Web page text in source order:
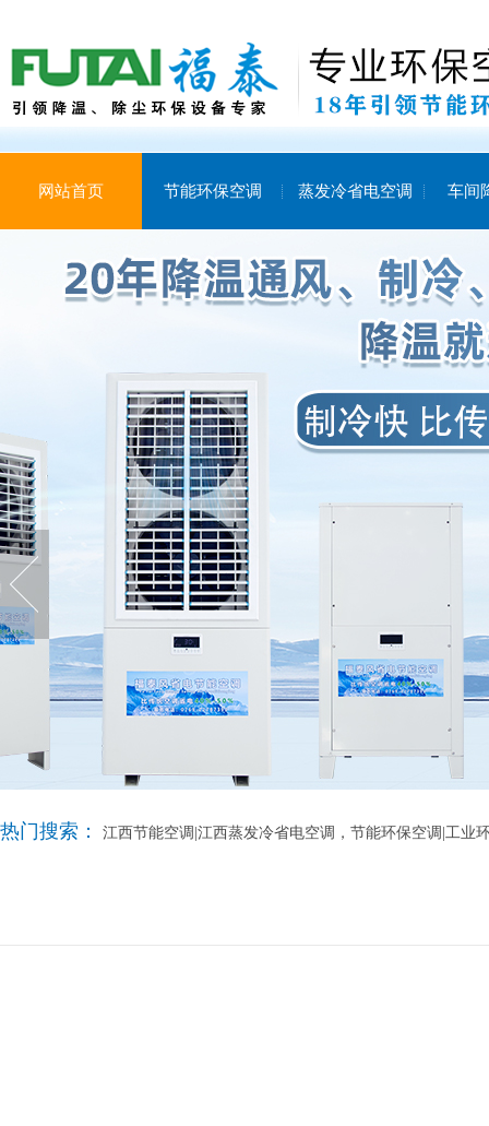
网站首页 节能环保空调 蒸发冷省电空调 车间
热门搜索： 江西节能空调|江西蒸发冷省电空调，节能环保空调|工业